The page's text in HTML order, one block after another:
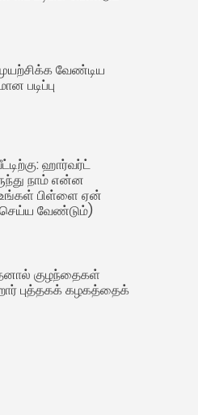
வேண்டிய
படிப்பு
ஹார்வர்ட்
நாம் என்ன
பிள்ளை ஏன்
செய்ய வேண்டும்)
குழந்தைகள்
புத்தகக் கழகத்தைக்